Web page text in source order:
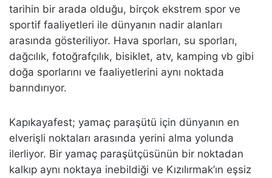
tarihin bir arada olduğu, birçok ekstrem spor ve
sportif faaliyetleri ile dünyanın nadir alanları
arasında gösteriliyor. Hava sporları, su sporları,
dağcılık, fotoğrafçılık, bisiklet, atv, kamping vb gibi
doğa sporlarını ve faaliyetlerini aynı noktada
barındırıyor.
Kapıkayafest; yamaç paraşütü için dünyanın en
elverişli noktaları arasında yerini alma yolunda
ilerliyor. Bir yamaç paraşütçüsünün bir noktadan
kalkıp aynı noktaya inebildiği ve Kızılırmak’ın eşsiz